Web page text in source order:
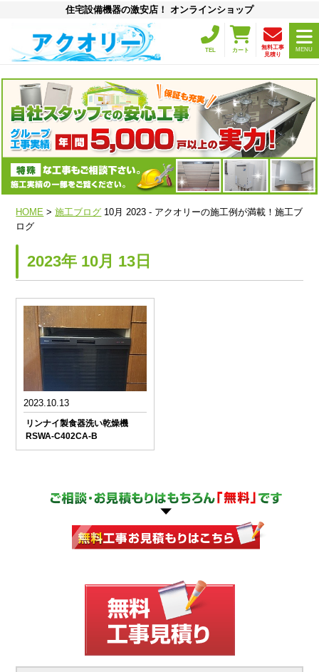
住宅設備機器の激安店！ オンラインショップ
TEL カート
無料工事
見積り
MENU
HOME >施工ブログ 10月 2023 - アクオリーの施工例が満載！施工ブ
ログ
2023年 10月 13日
2023.10.13
リンナイ製食器洗い乾燥機
RSWA-C402CA-B